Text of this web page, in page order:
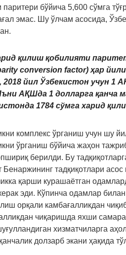
бўйича 5,600 сўмга
эмас. Шу ўлчам асосида,
қилиш қобилияти
conversion factor) ҳар
2018 йил Ўзбекистон учун
АҚШда 1 долларга қанча
1784 сўмга харид
комплекс ўрганиш учун шу
ўрганиш бўйича жаҳон
берилди. Бу
тадқиқотлари асос
қарши курашаётган
эди. Кўпинча одамлар
орқали камбағалликдан
чиқаришда яхши
хизматчиларга
долзарб экани ҳақида